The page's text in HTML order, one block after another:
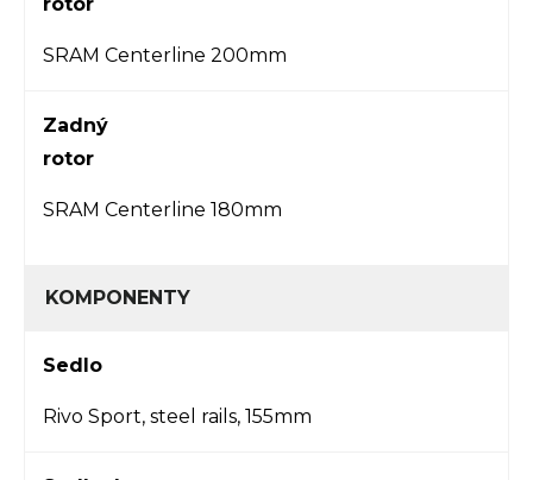
SRAM Centerline 200mm
Zadný
rotor
SRAM Centerline 180mm
KOMPONENTY
Sedlo
Rivo Sport, steel rails, 155mm